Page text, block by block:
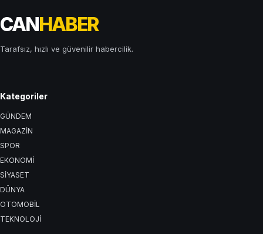
CANHABER
Tarafsız, hızlı ve güvenilir habercilik.
Kategoriler
GÜNDEM
MAGAZİN
SPOR
EKONOMİ
SİYASET
DÜNYA
OTOMOBİL
TEKNOLOJİ